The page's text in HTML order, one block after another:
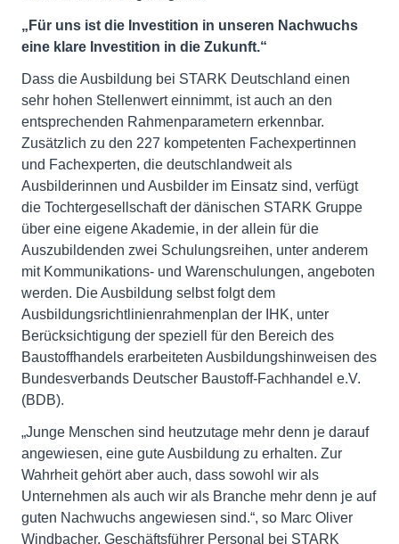
„Für uns ist die Investition in unseren Nachwuchs
eine klare Investition in die Zukunft.“
Dass die Ausbildung bei STARK Deutschland einen
sehr hohen Stellenwert einnimmt, ist auch an den
entsprechenden Rahmenparametern erkennbar.
Zusätzlich zu den 227 kompetenten Fachexpertinnen
und Fachexperten, die deutschlandweit als
Ausbilderinnen und Ausbilder im Einsatz sind, verfügt
die Tochtergesellschaft der dänischen STARK Gruppe
über eine eigene Akademie, in der allein für die
Auszubildenden zwei Schulungsreihen, unter anderem
mit Kommunikations- und Warenschulungen, angeboten
werden. Die Ausbildung selbst folgt dem
Ausbildungsrichtlinienrahmenplan der IHK, unter
Berücksichtigung der speziell für den Bereich des
Baustoffhandels erarbeiteten Ausbildungshinweisen des
Bundesverbands Deutscher Baustoff-Fachhandel e.V.
(BDB).
„Junge Menschen sind heutzutage mehr denn je darauf
angewiesen, eine gute Ausbildung zu erhalten. Zur
Wahrheit gehört aber auch, dass sowohl wir als
Unternehmen als auch wir als Branche mehr denn je auf
guten Nachwuchs angewiesen sind.“, so Marc Oliver
Windbacher, Geschäftsführer Personal bei STARK